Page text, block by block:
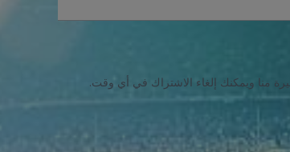
منا ويمكنك إلغاء الاشتراك في أي وقت.